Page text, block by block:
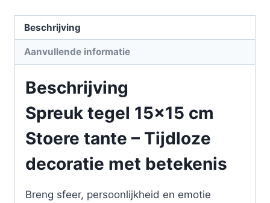
Beschrijving
Aanvullende informatie
Beschrijving
Spreuk tegel 15×15 cm
Stoere tante – Tijdloze
decoratie met betekenis
Breng sfeer, persoonlijkheid en emotie